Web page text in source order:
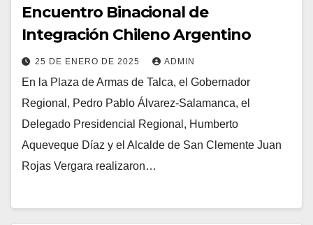
Encuentro Binacional de
Integración Chileno Argentino
25 DE ENERO DE 2025 ADMIN
En la Plaza de Armas de Talca, el Gobernador
Regional, Pedro Pablo Álvarez-Salamanca, el
Delegado Presidencial Regional, Humberto
Aqueveque Díaz y el Alcalde de San Clemente Juan
Rojas Vergara realizaron…